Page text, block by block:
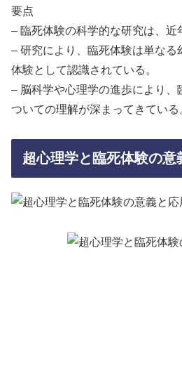
要点
– 臨死体験の科学的な研究は、近
– 研究により、臨死体験は単なる
体験として認識されている。
– 脳科学や心理学の進歩により、
ついての理解が深まってきている
超心理学と臨死体験の意